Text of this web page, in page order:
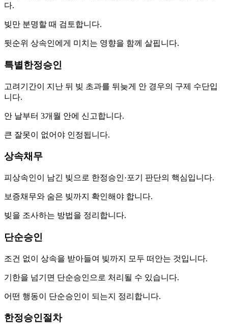
다.
빚만 분명할 때 검토합니다.
뒷순위 상속인에게 미치는 영향을 함께 살핍니다.
특별한정승인
고려기간이 지난 뒤 빚 초과를 뒤늦게 안 경우의 구제 수단입
니다.
안 날부터 3개월 안에 신고합니다.
큰 잘못이 없어야 인정됩니다.
상속채무
피상속인이 남긴 빚으로 한정승인·포기 판단의 핵심입니다.
보증채무와 숨은 빚까지 확인해야 합니다.
빚을 조사하는 방법을 정리합니다.
단순승인
조건 없이 상속을 받아들여 빚까지 모두 떠안는 것입니다.
기한을 넘기면 단순승인으로 처리될 수 있습니다.
어떤 행동이 단순승인이 되는지 정리합니다.
한정승인절차